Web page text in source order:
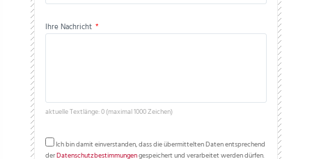
Ihre Nachricht *
aktuelle Textlänge: 0 (maximal 1000 Zeichen)
Ich bin damit einverstanden, dass die übermittelten Daten entsprechend
derDatenschutzbestimmungengespeichert und verarbeitet werden dürfen.